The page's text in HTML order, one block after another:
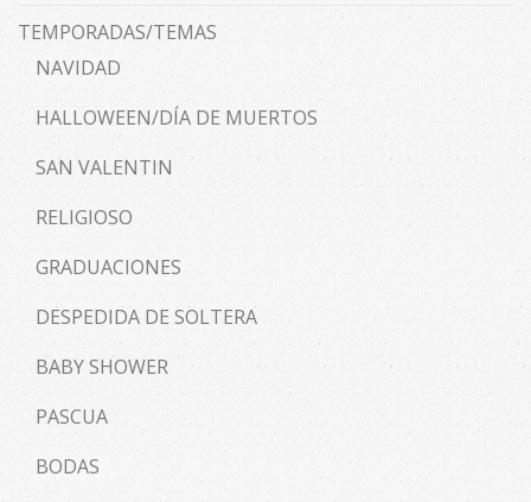
TEMPORADAS/TEMAS
NAVIDAD
HALLOWEEN/DÍA DE MUERTOS
SAN VALENTIN
RELIGIOSO
GRADUACIONES
DESPEDIDA DE SOLTERA
BABY SHOWER
PASCUA
BODAS